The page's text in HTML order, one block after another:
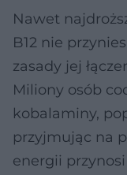
Nawet
B12 nie
zasady jej
Miliony osób
kobalaminy,
przyjmując na
energii